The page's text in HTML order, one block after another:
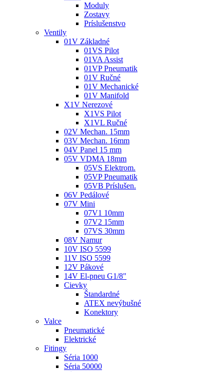
Moduly
Zostavy
Príslušenstvo
Ventily
01V Základné
01VS Pilot
01VA Assist
01VP Pneumatik
01V Ručné
01V Mechanické
01V Manifold
X1V Nerezové
X1VS Pilot
X1VL Ručné
02V Mechan. 15mm
03V Mechan. 16mm
04V Panel 15 mm
05V VDMA 18mm
05VS Elektrom.
05VP Pneumatik
05VB Príslušen.
06V Pedálové
07V Mini
07V1 10mm
07V2 15mm
07VS 30mm
08V Namur
10V ISO 5599
11V ISO 5599
12V Pákové
14V El-pneu G1/8"
Cievky
Štandardné
ATEX nevýbušné
Konektory
Valce
Pneumatické
Elektrické
Fitingy
Séria 1000
Séria 50000